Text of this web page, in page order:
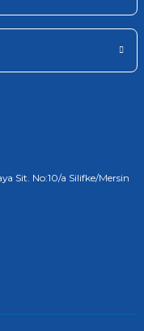
Sit. No:10/a Silifke/Mersin